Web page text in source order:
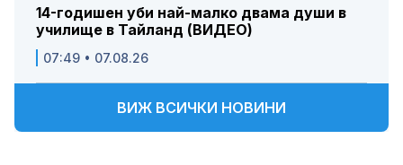
14-годишен уби най-малко двама души в
училище в Тайланд (ВИДЕО)
07:49 • 07.08.26
ВИЖ ВСИЧКИ НОВИНИ